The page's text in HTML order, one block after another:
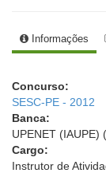
Informações
Concurso:
SESC-PE - 2012
Banca:
UPENET (IAUPE)
Cargo:
Instrutor de